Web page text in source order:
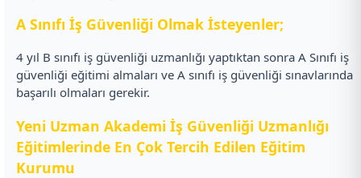
A Sınıfı İş Güvenliği Olmak İsteyenler;
4 yıl B sınıfı iş güvenliği uzmanlığı yaptıktan sonra A Sınıfı iş
güvenliği eğitimi almaları ve A sınıfı iş güvenliği sınavlarında
başarılı olmaları gerekir.
Yeni Uzman Akademi İş Güvenliği Uzmanlığı
Eğitimlerinde En Çok Tercih Edilen Eğitim
Kurumu